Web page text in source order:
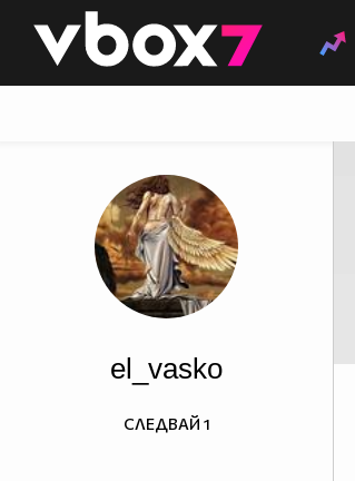
👾
el_vasko
СЛЕДВАЙ 1